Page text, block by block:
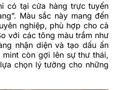
có tại cửa hàng trực tuyến
Màu sắc này mang đến
nghiệp, phù hợp cho cả
với các tông màu trầm như
nhận diện và tạo dấu ấn
còn gợi lên sự thư thái,
chọn lý tưởng cho những